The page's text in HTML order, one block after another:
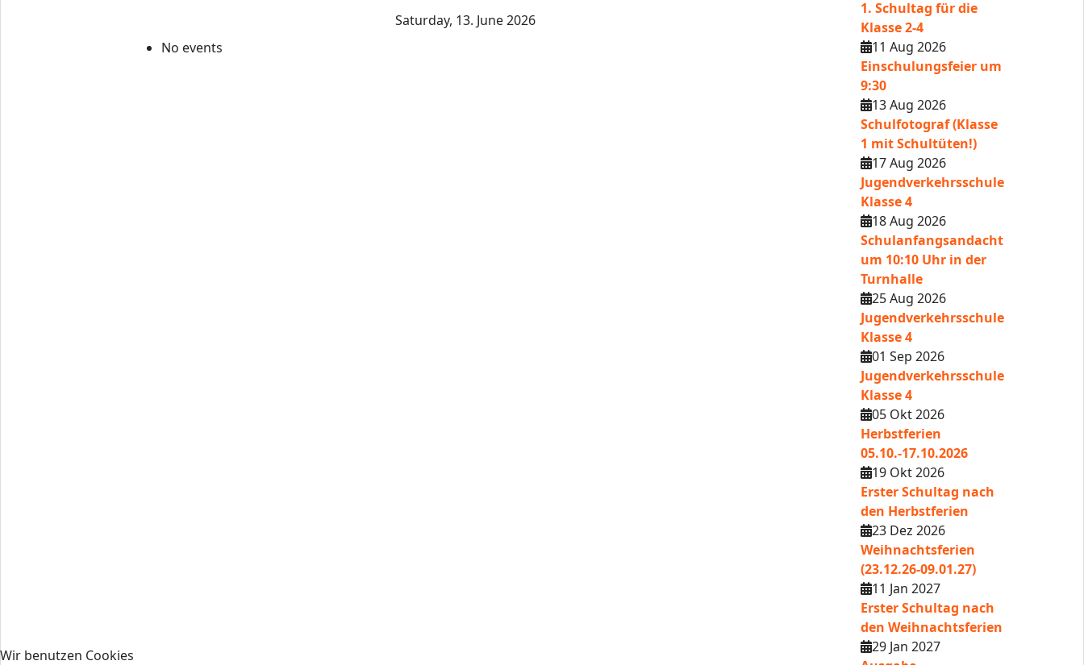
Saturday, 13. June 2026
No events
1. Schultag für die
Klasse 2-4
11 Aug 2026
Einschulungsfeier um
9:30
13 Aug 2026
Schulfotograf (Klasse
1 mit Schultüten!)
17 Aug 2026
Jugendverkehrsschule
Klasse 4
18 Aug 2026
Schulanfangsandacht
um 10:10 Uhr in der
Turnhalle
25 Aug 2026
Jugendverkehrsschule
Klasse 4
01 Sep 2026
Jugendverkehrsschule
Klasse 4
05 Okt 2026
Herbstferien
05.10.-17.10.2026
19 Okt 2026
Erster Schultag nach
den Herbstferien
23 Dez 2026
Weihnachtsferien
(23.12.26-09.01.27)
11 Jan 2027
Erster Schultag nach
den Weihnachtsferien
29 Jan 2027
Wir benutzen Cookies